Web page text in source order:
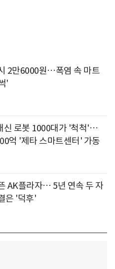
2만6000원…폭염 속 마트
'
신 로봇 1000대가 '척척'…
억 '제타 스마트센터' 가동
AK플라자… 5년 연속 두 자
은 '덕후'